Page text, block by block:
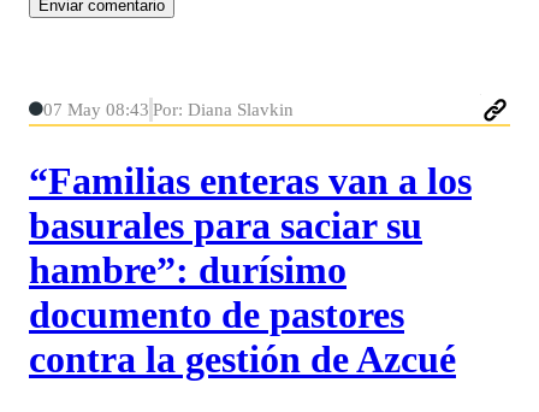
07 May 08:43 Por: Diana Slavkin
“Familias enteras van a los
basurales para saciar su
hambre”: durísimo
documento de pastores
contra la gestión de Azcué